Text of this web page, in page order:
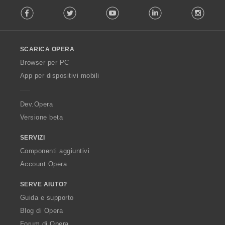
o
w
O
p
a
Facebook Twitter Youtube LinkedIn
SCARICA OPERA
Browser per PC
App per dispositivi mobili
Dev.Opera
Versione beta
SERVIZI
Componenti aggiuntivi
Account Opera
SERVE AIUTO?
Guida e supporto
Blog di Opera